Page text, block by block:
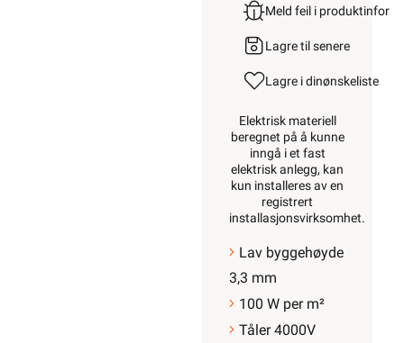
Meld feil i
Lagre til senere
Lagre i dinønskeliste
Elektrisk materiell
beregnet på å kunne
inngå i et fast
elektrisk anlegg, kan
kun installeres av en
registrert
installasjonsvirksomhet.
Lav byggehøyde
3,3 mm
100 W per m²
Tåler 4000V